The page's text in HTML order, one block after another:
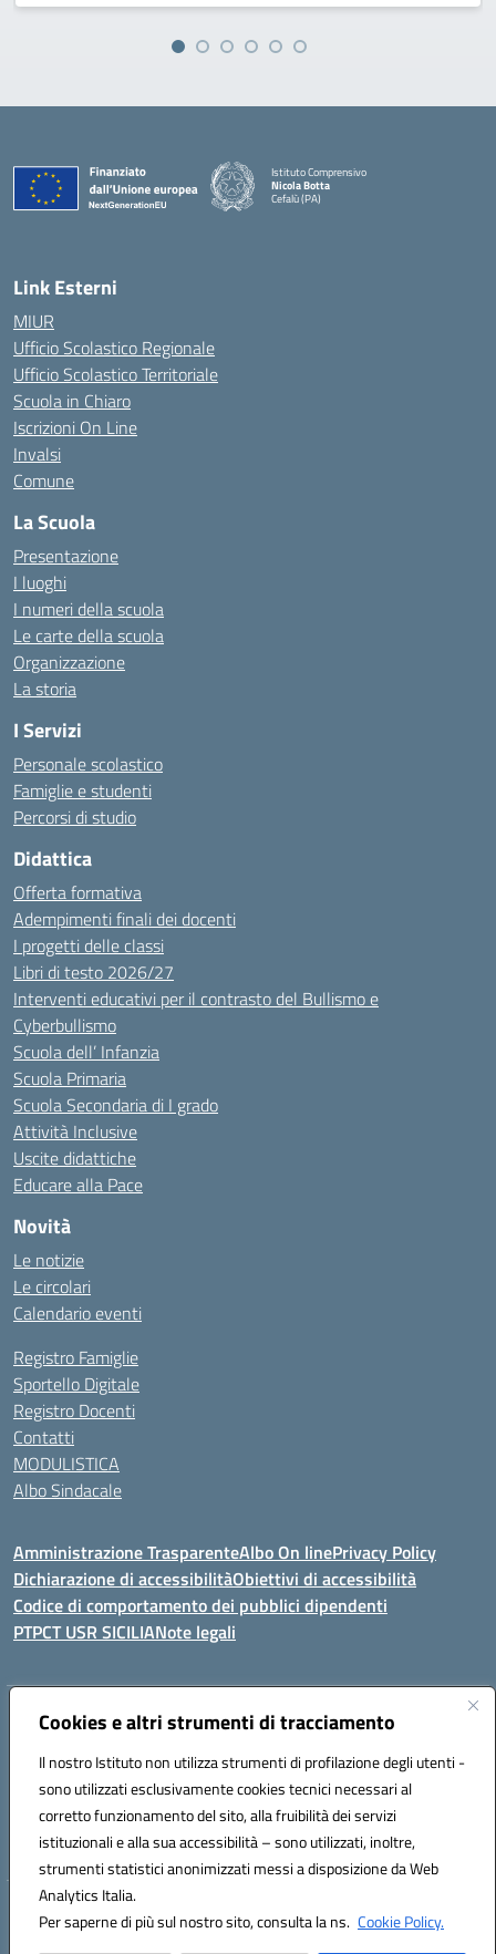
Cookies e altri strumenti di tracciamento
Il nostro Istituto non utilizza strumenti di profilazione degli utenti -
sono utilizzati esclusivamente cookies tecnici necessari al
corretto funzionamento del sito, alla fruibilità dei servizi
istituzionali e alla sua accessibilità – sono utilizzati, inoltre,
strumenti statistici anonimizzati messi a disposizione da Web
Analytics Italia.
Per saperne di più sul nostro sito, consulta la ns. Cookie Policy.
Istituto Comprensivo
Nicola Botta
Cefalù (PA)
Link Esterni
MIUR
Ufficio Scolastico Regionale
Ufficio Scolastico Territoriale
Scuola in Chiaro
Iscrizioni On Line
Invalsi
Comune
La Scuola
Presentazione
I luoghi
I numeri della scuola
Le carte della scuola
Organizzazione
La storia
I Servizi
Personale scolastico
Famiglie e studenti
Percorsi di studio
Didattica
Offerta formativa
Adempimenti finali dei docenti
I progetti delle classi
Libri di testo 2026/27
Interventi educativi per il contrasto del Bullismo e
Cyberbullismo
Scuola dell’ Infanzia
Scuola Primaria
Scuola Secondaria di I grado
Attività Inclusive
Uscite didattiche
Educare alla Pace
Novità
Le notizie
Le circolari
Calendario eventi
Registro Famiglie
Sportello Digitale
Registro Docenti
Contatti
MODULISTICA
Albo Sindacale
Amministrazione TrasparenteAlbo On linePrivacy Policy
Dichiarazione di accessibilitàObiettivi di accessibilità
Codice di comportamento dei pubblici dipendenti
PTPCT USR SICILIANote legali
Indirizzo:Via Enrico Fermi, 4 - Cefalù
Posta elettronica certificata (PEC):PAIC8AJ008@pec.istruzione.it
Codice fiscale: 82000590826
Codice meccanografico:PAIC8AJ008
Hosting & Powered by 3D Solution S.r.l.
Concept & Design by Designers Italia